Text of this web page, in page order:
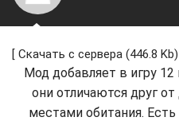
[ Скачать с сервера (446.8
Мод добавляет в игру
они отличаются друг
местами обитания.